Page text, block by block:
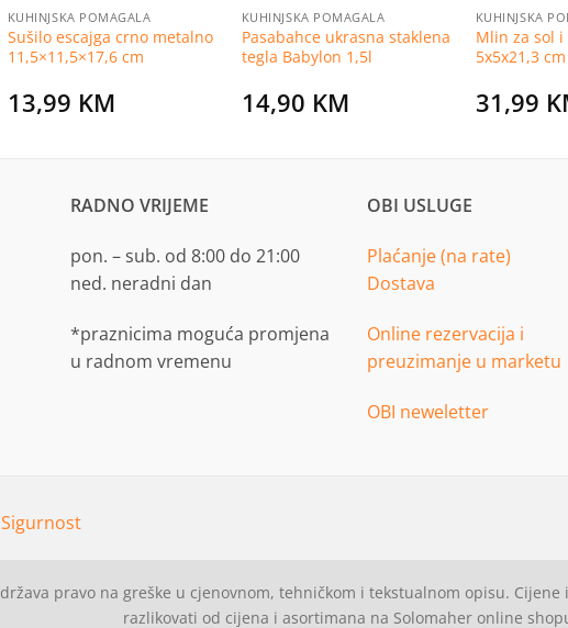
KUHINJSKA POMAGALA
Sušilo escajga crno metalno
11,5×11,5×17,6 cm
13,99 KM
KUHINJSKA POMAGALA
Pasabahce ukrasna staklena
tegla Babylon 1,5l
14,90 KM
KUHINJSKA
Mlin za sol
5x5x21,3 cm
31,99
RADNO VRIJEME
pon. – sub. od 8:00 do 21:00
ned. neradni dan
*praznicima moguća promjena
u radnom vremenu
OBI USLUGE
Plaćanje (na rate)
Dostava
Online rezervacija i
preuzimanje u marketu
OBI neweletter
Sigurnost
pravo na greške u cjenovnom, tehničkom i tekstualnom opisu.
razlikovati od cijena i asortimana na Solomaher online